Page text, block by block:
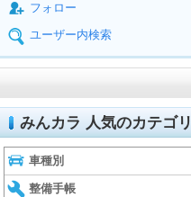
フォロー
ユーザー内検索
みんカラ 人気のカテゴリ
車種別
整備手帳